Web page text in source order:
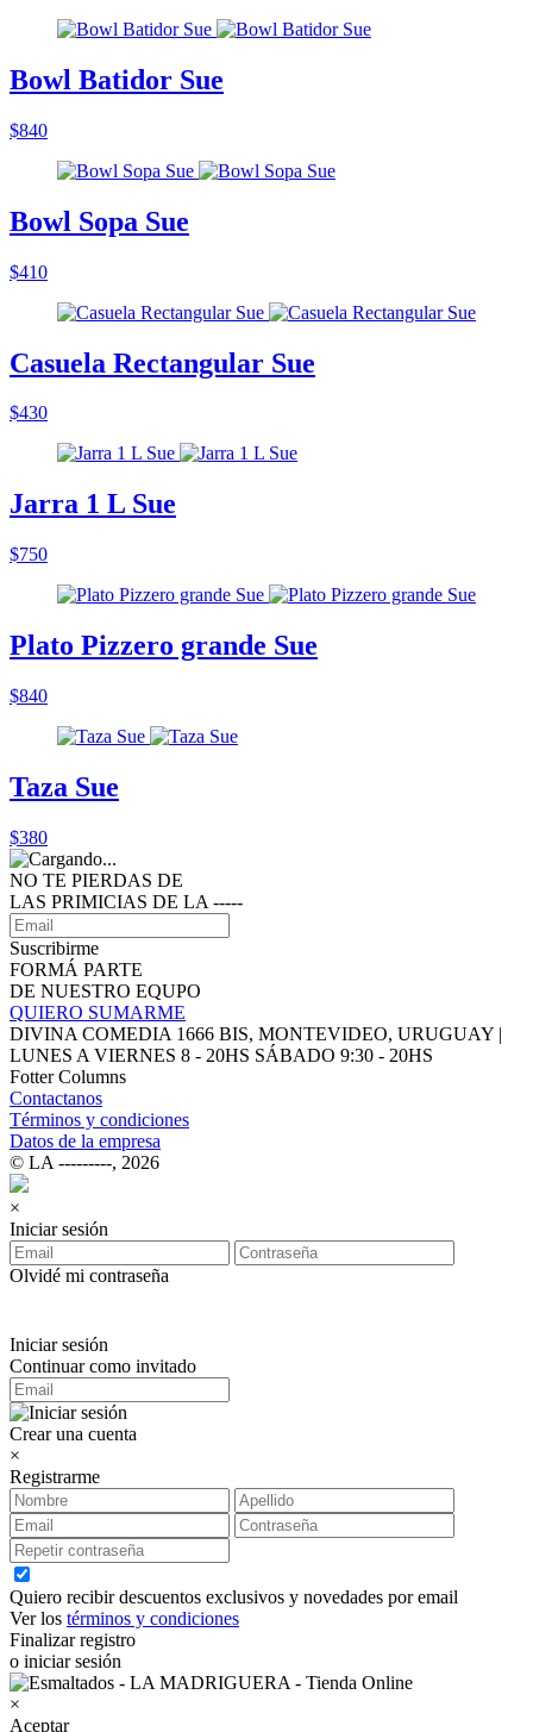
Bowl Batidor Sue
$840
Bowl Sopa Sue
$410
Casuela Rectangular Sue
$430
Jarra 1 L Sue
$750
Plato Pizzero grande Sue
$840
Taza Sue
$380
NO TE PIERDAS DE
LAS PRIMICIAS DE LA ‑‑‑‑‑
Suscribirme
FORMÁ PARTE
DE NUESTRO EQUPO
QUIERO SUMARME
DIVINA COMEDIA 1666 BIS, MONTEVIDEO, URUGUAY |
LUNES A VIERNES 8 - 20HS SÁBADO 9:30 - 20HS
Fotter Columns
Contactanos
Términos y condiciones
Datos de la empresa
© LA ‑‑‑‑‑‑‑‑‑, 2026
×
Iniciar sesión
Olvidé mi contraseña
Iniciar sesión
Continuar como invitado
Crear una cuenta
×
Registrarme
Quiero recibir descuentos exclusivos y novedades por email
Ver los términos y condiciones
Finalizar registro
o iniciar sesión
×
Aceptar